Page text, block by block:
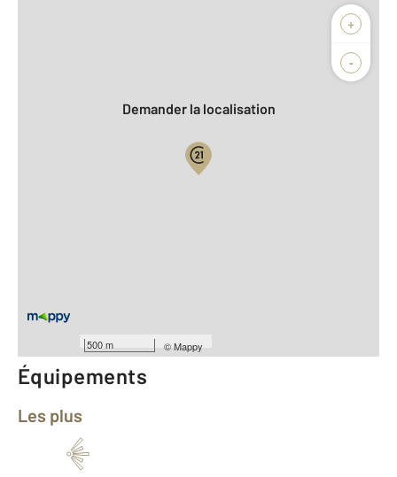
+
-
500 m ©Mappy
Biens vendus
Demander la localisation
Année construction : 1960
Équipements
Les plus